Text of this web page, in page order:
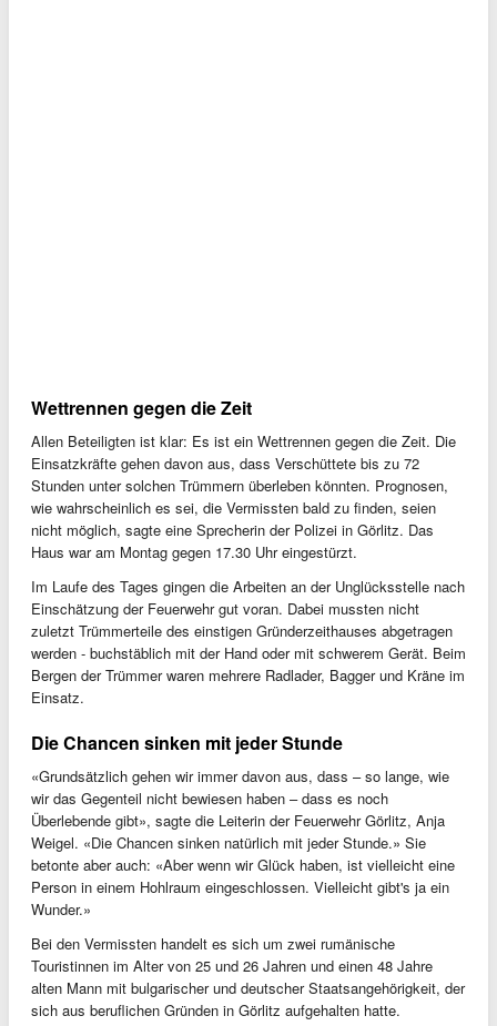
Wettrennen gegen die Zeit
Allen Beteiligten ist klar: Es ist ein Wettrennen gegen die Zeit. Die
Einsatzkräfte gehen davon aus, dass Verschüttete bis zu 72
Stunden unter solchen Trümmern überleben könnten. Prognosen,
wie wahrscheinlich es sei, die Vermissten bald zu finden, seien
nicht möglich, sagte eine Sprecherin der Polizei in Görlitz. Das
Haus war am Montag gegen 17.30 Uhr eingestürzt.
Im Laufe des Tages gingen die Arbeiten an der Unglücksstelle nach
Einschätzung der Feuerwehr gut voran. Dabei mussten nicht
zuletzt Trümmerteile des einstigen Gründerzeithauses abgetragen
werden - buchstäblich mit der Hand oder mit schwerem Gerät. Beim
Bergen der Trümmer waren mehrere Radlader, Bagger und Kräne im
Einsatz.
Die Chancen sinken mit jeder Stunde
«Grundsätzlich gehen wir immer davon aus, dass – so lange, wie
wir das Gegenteil nicht bewiesen haben – dass es noch
Überlebende gibt», sagte die Leiterin der Feuerwehr Görlitz, Anja
Weigel. «Die Chancen sinken natürlich mit jeder Stunde.» Sie
betonte aber auch: «Aber wenn wir Glück haben, ist vielleicht eine
Person in einem Hohlraum eingeschlossen. Vielleicht gibt's ja ein
Wunder.»
Bei den Vermissten handelt es sich um zwei rumänische
Touristinnen im Alter von 25 und 26 Jahren und einen 48 Jahre
alten Mann mit bulgarischer und deutscher Staatsangehörigkeit, der
sich aus beruflichen Gründen in Görlitz aufgehalten hatte.